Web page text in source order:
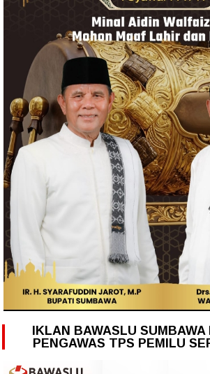
IKLAN BAWASLU SUMBAWA
PENGAWAS TPS PEMILU